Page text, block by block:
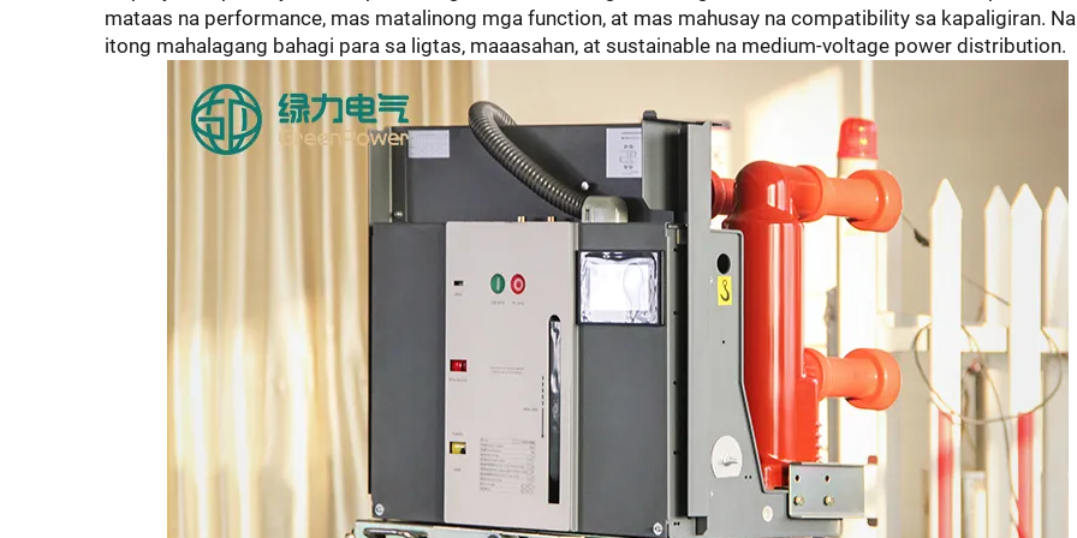
mataas na performance, mas matalinong mga function, at mas mahusay na compatibility sa kapaligiran.
itong mahalagang bahagi para sa ligtas, maaasahan, at sustainable na medium-voltage power distribution.